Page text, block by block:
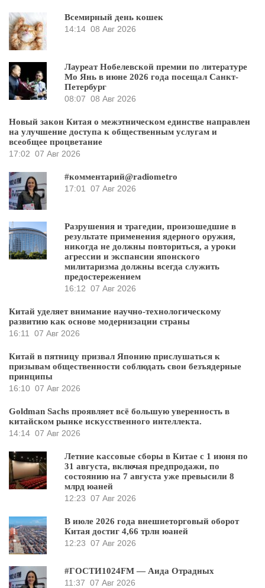
Всемирный день кошек
14:14 08 Авг 2026
Лауреат Нобелевской премии по литературе
Мо Янь в июне 2026 года посещал Санкт-
Петербург
08:07 08 Авг 2026
Новый закон Китая о межэтническом единстве направлен
на улучшение доступа к общественным услугам и
всеобщее процветание
17:02 07 Авг 2026
#комментарий@radiometro
17:01 07 Авг 2026
Разрушения и трагедии, произошедшие в
результате применения ядерного оружия,
никогда не должны повториться, а уроки
агрессии и экспансии японского
милитаризма должны всегда служить
предостережением
16:12 07 Авг 2026
Китай уделяет внимание научно-технологическому
развитию как основе модернизации страны
16:11 07 Авг 2026
Китай в пятницу призвал Японию прислушаться к
призывам общественности соблюдать свои безъядерные
принципы
16:10 07 Авг 2026
Goldman Sachs проявляет всё большую уверенность в
китайском рынке искусственного интеллекта.
14:14 07 Авг 2026
Летние кассовые сборы в Китае с 1 июня по
31 августа, включая предпродажи, по
состоянию на 7 августа уже превысили 8
млрд юаней
12:23 07 Авг 2026
В июле 2026 года внешнеторговый оборот
Китая достиг 4,66 трлн юаней
12:23 07 Авг 2026
#ГОСТИ1024FM — Аида Отрадных
11:37 07 Авг 2026